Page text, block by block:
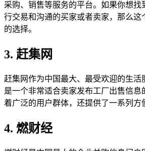
采购、销售等服务的平台。如果你想找
行交易和沟通的买家或者卖家，那么这
的选择。
3. 赶集网
赶集网作为中国最大、最受欢迎的生活
是一个非常适合卖家发布工厂出售信息
着广泛的用户群体，还提供了一系列方
4. 燃财经